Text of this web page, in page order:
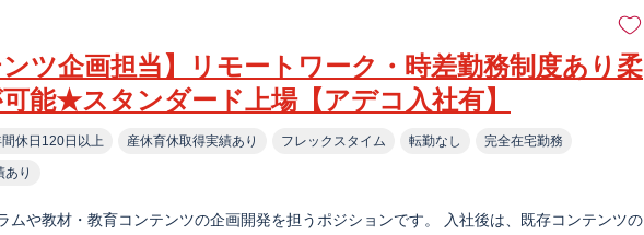
ンツ企画担当】リモートワーク・時差勤務制度あり柔
能★スタンダード上場【アデコ入社有】
間休日120日以上 産休育休取得実績あり フレックスタイム 転勤なし 完全在宅勤務
あり
ムや教材・教育コンテンツの企画開発を担うポジションです。 入社後は、既存コンテンツの